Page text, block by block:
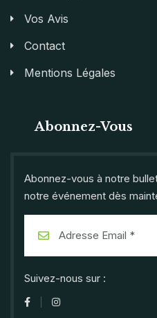
Vos Avis
Contact
Mentions Légales
Abonnez-Vous
Abonnez-vous à notre
notre événement dès
Suivez-nous sur :